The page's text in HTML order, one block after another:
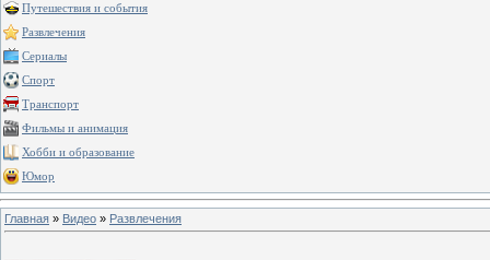
Путешествия и события
Развлечения
Сериалы
Спорт
Транспорт
Фильмы и анимация
Хобби и образование
Юмор
Главная » Видео » Развлечения